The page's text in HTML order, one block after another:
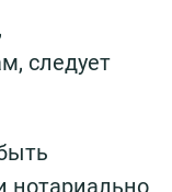
следует
нотариально